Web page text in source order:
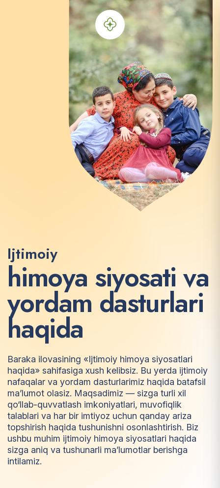
Ijtimoiy
himoya siyosati va
yordam dasturlari
haqida
Baraka ilovasining «Ijtimoiy himoya siyosatlari
haqida» sahifasiga xush kelibsiz. Bu yerda ijtimoiy
nafaqalar va yordam dasturlarimiz haqida batafsil
ma’lumot olasiz. Maqsadimiz — sizga turli xil
qo‘llab-quvvatlash imkoniyatlari, muvofiqlik
talablari va har bir imtiyoz uchun qanday ariza
topshirish haqida tushunishni osonlashtirish. Biz
ushbu muhim ijtimoiy himoya siyosatlari haqida
sizga aniq va tushunarli ma’lumotlar berishga
intilamiz.